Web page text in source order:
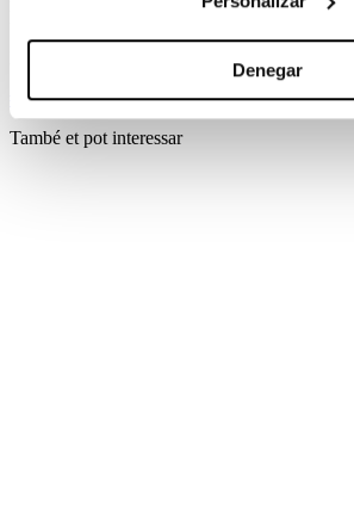
Denegar
#festivals,
També et pot interessar